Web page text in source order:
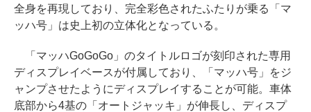
全身を再現しており、完全彩色されたふたりが乗る「マ
ッハ号」は史上初の立体化となっている。
「マッハGoGoGo」のタイトルロゴが刻印された専用
ディスプレイベースが付属しており、「マッハ号」をジ
ャンプさせたようにディスプレイすることが可能。車体
底部から4基の「オートジャッキ」が伸長し、ディスプ